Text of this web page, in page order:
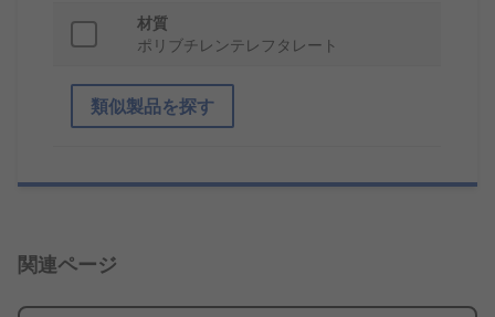
材質
ポリブチレンテレフタレート
類似製品を探す
関連ページ